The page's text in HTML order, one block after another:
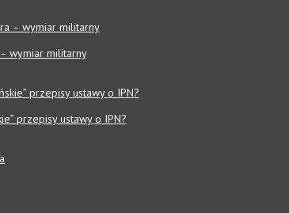
wymiar militarny
przepisy ustawy o IPN?